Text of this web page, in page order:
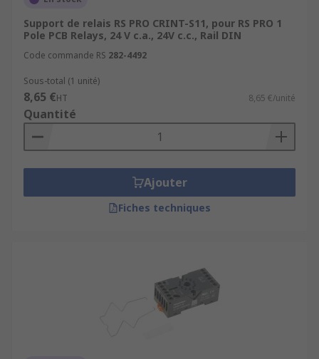
Livraison rapide en 24-48h.
Livraison gratuite dès 50 €.
Support technique expert.
Solutions adaptées à la maintenance et à
l'automatisation industrielle.
Parcourez dès maintenant notre sélection de
embases relais
relaisetsupports relais rail DIN. Profitez d'une
disponibilité immédiate et simplifiez
Produits et catégories associés
[Relais industriels](Relais industriels Relais
Support de relais RS PRO CRINT-S11, pour RS PRO 1
Pole PCB Relays, 24 V c.a., 24V c.c., Rail DIN
Code commande RS 282-4492
Sous-total (1 unité)
8,65 €HT 8,65 €/unité
Quantité
Ajouter
Fiches techniques